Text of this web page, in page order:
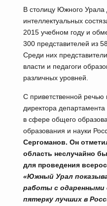
В столицу Южного Урала
интеллектуальных
2015 учебном году и
300 представителей из
Среди них
власти и педагоги
различных уровней.
С приветственной речью
директора департамента
в сфере общего
образования и науки
Сергоманов. Он
область неслучайно
для проведения
«Южный Урал
работы с одаренными
пятерку лучших в